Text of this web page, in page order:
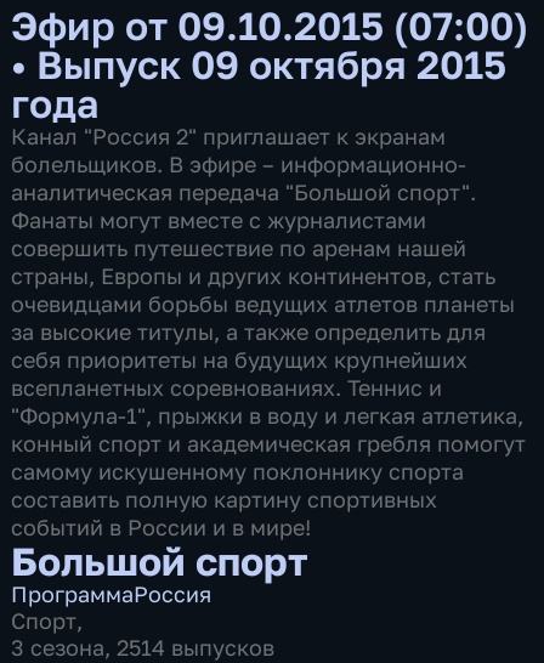
Эфир от 09.10.2015 (07:00)
• Выпуск 09 октября 2015
года
Канал "Россия 2" приглашает к экранам
болельщиков. В эфире – информационно-
аналитическая передача "Большой спорт".
Фанаты могут вместе с журналистами
совершить путешествие по аренам нашей
страны, Европы и других континентов, стать
очевидцами борьбы ведущих атлетов планеты
за высокие титулы, а также определить для
себя приоритеты на будущих крупнейших
всепланетных соревнованиях. Теннис и
"Формула-1", прыжки в воду и легкая атлетика,
конный спорт и академическая гребля помогут
самому искушенному поклоннику спорта
составить полную картину спортивных
событий в России и в мире!
Большой спорт
ПрограммаРоссия
Спорт,
3 сезона, 2514 выпусков